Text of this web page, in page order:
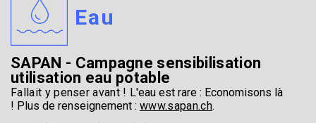
Eau
SAPAN - Campagne sensibilisation
utilisation eau potable
Fallait y penser avant ! L'eau est rare : Economisons là
! Plus de renseignement : www.sapan.ch.